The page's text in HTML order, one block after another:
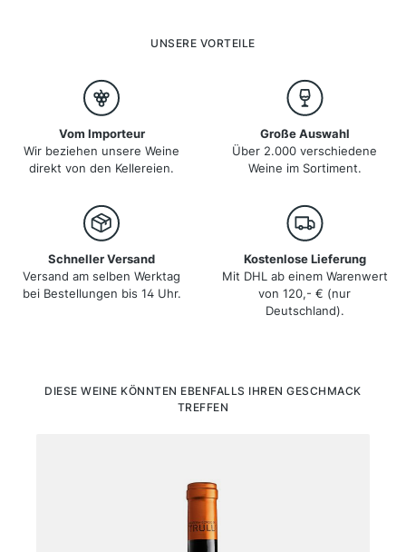
Techniken auf ein höheres Niveau gehoben. Die Weine
beachtlichen Preis-Genuss-Verhältnis.
UNSERE VORTEILE
Vom Importeur
Wir beziehen unsere Weine
direkt von den Kellereien.
Große Auswahl
Über 2.000 verschiedene
Weine im Sortiment.
Schneller Versand
Versand am selben Werktag
bei Bestellungen bis 14 Uhr.
Kostenlose Lieferung
Mit DHL ab einem Warenwert
von 120,- € (nur
Deutschland).
Produktgalerie überspringen
DIESE WEINE KÖNNTEN EBENFALLS IHREN GESCHMACK
TREFFEN